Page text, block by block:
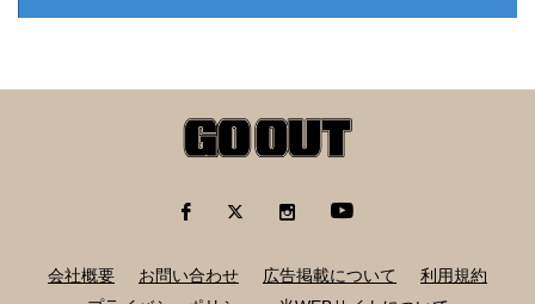
会社概要 お問い合わせ 広告掲載について
利用規約